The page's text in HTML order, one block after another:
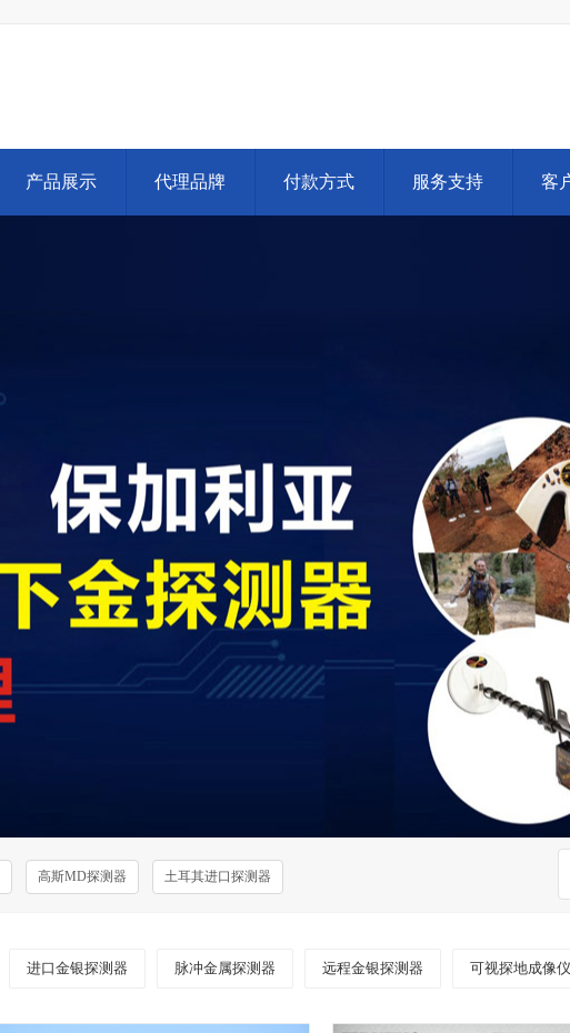
产品展示 代理品牌 付款方式 服务支持 客
高斯MD探测器 土耳其进口探测器
进口金银探测器 脉冲金属探测器 远程金银探测器 可视探地成像仪